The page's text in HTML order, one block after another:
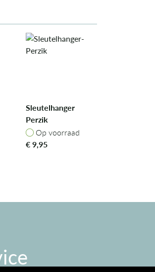
Sleutelhanger
Perzik
Op voorraad
Op voorraad
€9,95